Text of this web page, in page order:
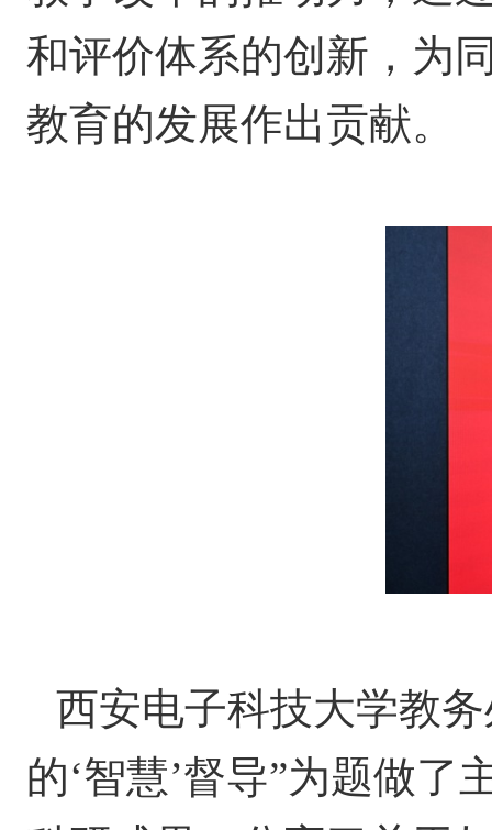
和评价体系的创新，为
教育的发展作出贡献。
西安电子科技大学教
的‘智慧’督导”为题做